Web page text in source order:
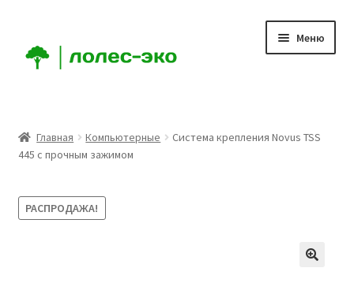
навигации
содержимому
Меню
Компания
Доставка
Главная Компьютерные
Система крепления Novus TSS
445 с прочным зажимом
РАСПРОДАЖА!